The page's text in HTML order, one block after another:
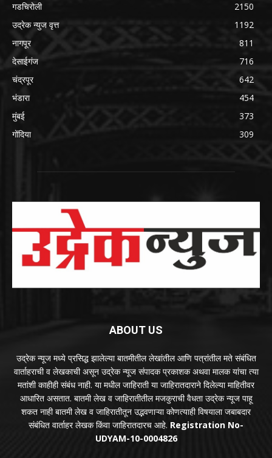
गडचिरोली
2150
उद्रेक न्युज वृत्त
1192
नागपूर
811
देसाईगंज
716
चंद्रपूर
642
भंडारा
454
मुंबई
373
गोंदिया
309
ABOUT US
उद्रेक न्यूज मध्ये प्रसिद्ध झालेल्या बातमीतील लेखांतील आणि पत्रांतील मते संबंधित
वार्ताहराची व लेखकाची असून उद्रेक न्यूज संपादक प्रकाशक अथवा मालक यांचा त्या
मतांशी काहीही संबंध नाही. या मधील जाहिराती या जाहिरातदाराने दिलेल्या माहितीवर
आधारित असतात. बातमी लेख व जाहिरातीतील मजकुराची वैधता उद्रेक न्यूज पाहू
शकत नाही बातमी लेख व जाहिरातीतून उद्भवणाऱ्या कोणत्याही विषयाला जबाबदार
संबंधित वार्ताहर लेखक किंवा जाहिरातदारच आहे. Registration No-
UDYAM-10-0004826